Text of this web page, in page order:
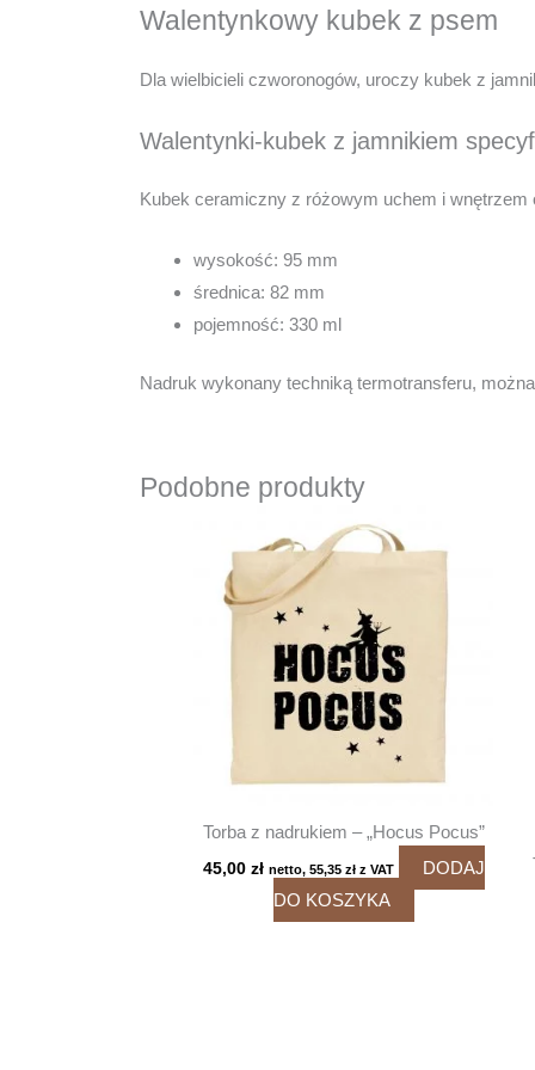
Walentynkowy kubek z psem
Dla wielbicieli czworonogów, uroczy kubek z
Walentynki-kubek z jamnikiem
Kubek ceramiczny z różowym uchem i wnętrzem
wysokość: 95 mm
średnica: 82 mm
pojemność: 330 ml
Nadruk wykonany techniką termotransferu,
Podobne produkty
Torba z nadrukiem – „Hocus Pocus”
45,00 zł netto, 55,35 złz VAT
DODAJ
DO KOSZYKA